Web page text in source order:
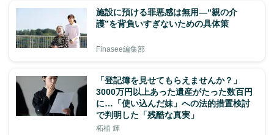
施設に預ける罪悪感は無用―“親の介
護”を背負いすぎないための具体策
Finasee編集部
「登記簿を見せてもらえませんか？」
3000万円以上あった遺産がたった数百円
に…「使い込んだ妹」への法的措置検討
で判明した「残酷な真実」
柘植 輝